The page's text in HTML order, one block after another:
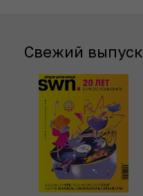
Свежий выпуск